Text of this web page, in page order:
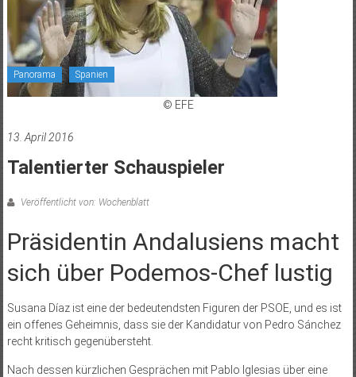
Panorama Spanien
© EFE
13. April 2016
Talentierter Schauspieler
Veröffentlicht von: Wochenblatt
Präsidentin Andalusiens macht
sich über Podemos-Chef lustig
Susana Díaz ist eine der bedeutendsten Figuren der PSOE, und es ist
ein offenes Geheimnis, dass sie der Kandidatur von Pedro Sánchez
recht kritisch gegenübersteht.
Nach dessen kürzlichen Gesprächen mit Pablo Iglesias über eine